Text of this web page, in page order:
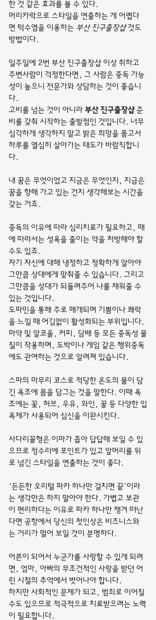
한 것 같은 효과를 볼 수 있다.
머리카락으로 스타일을 연출하는 게 어렵다
면 턱수염을 이용하는 부산 진구출장샵 것도
방법이다.
일주일에 2번 부산 진구출장샵 이상 취하고
주변사람이 걱정한다면, 그 사람은 중독 가능
성이 높으니 전문가와 상담하는 것이 좋습니
다.
고비를 넘는 것이 아니라 부산 진구출장샵 준
비를 갖춰 시작하는 출발점인 것입니다. 너무
심각하게 생각하지 말고 밝은 희망을 품고서
하루를 열심히 살아가는 태도가 바람직합니
다.
내 꿈은 무엇이었고 지금은 무엇인지, 지금은
꿈을 향해 가고 있는 건지 생각해보는 시간을
갖는 거죠.
중독의 이유에 따라 심리치료가 필요하고, 때
에 따라서는 성욕을 줄이는 약을 처방해야 할
수도 있죠.
자기 자신에 대해 냉정하고 정확하게 알아야
그만큼 상대에게 맞춰줄 수 있습니다. 그리고
그만큼을 상대가 되돌려주어 나를 채워줄 수
있는 것입니다.
도파민을 통해 주로 매개되며 기쁨이나 쾌락
을 느낄 때 어김없이 활성화되는 부위입니다.
마약 및 알코올, 커피, 담배 등 모든 중독성 물
질이 작용하며, 도박이나 게임 같은 행위중독
에도 관여하는 것으로 알려져 있습니다.
스파의 마무리 코스로 적당한 온도의 물이 담
긴 욕조에 몸을 담그는 것을 말한다. 이때 욕
조에는 꽃, 허브, 우유, 와인, 꿀 등 다양한 입
욕제가 사용되어 심신을 이완시킨다.
사다리꼴형은 이마가 좁아 답답해 보일 수 있
으므로 정수리에 포인트가 있고 앞머리를 뒤
로 넘긴 스타일을 연출하는 것이 좋다.
‘든든한 오리털 파카 하나만 걸치면 끝’이라
는 생각만은 하지 말아야 한다. 가볍고 보관
이 편리하다는 이유로 파카 하나만 챙겨 떠난
다면 공항에서 당신의 첫인상은 비즈니스와
는 거리가 멀어 보일 것이 분명하다.
어른이 되어서 누군가를 사랑할 수 있게 되려
면, 엄마, 아빠의 무조건적인 사랑을 받던 어
린 시절의 추억에서 벗어나야 합니다.
하지만 사회적인 문제가 되고, 범죄로 이어질
수도 있으므로 적극적으로 치료받으려는 노력
이 필요합니다.